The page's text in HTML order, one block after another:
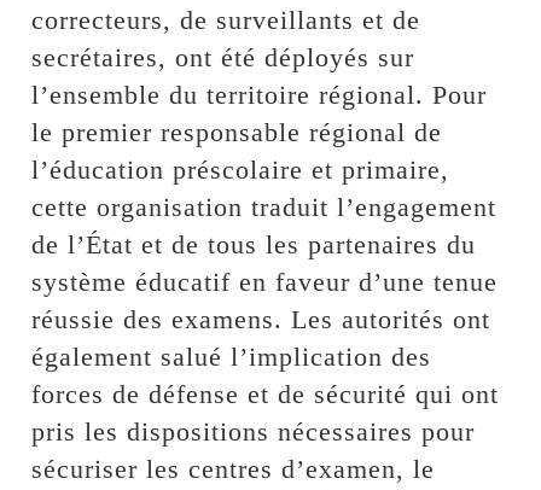
correcteurs, de surveillants et de
secrétaires, ont été déployés sur
l’ensemble du territoire régional. Pour
le premier responsable régional de
l’éducation préscolaire et primaire,
cette organisation traduit l’engagement
de l’État et de tous les partenaires du
système éducatif en faveur d’une tenue
réussie des examens. Les autorités ont
également salué l’implication des
forces de défense et de sécurité qui ont
pris les dispositions nécessaires pour
sécuriser les centres d’examen, le